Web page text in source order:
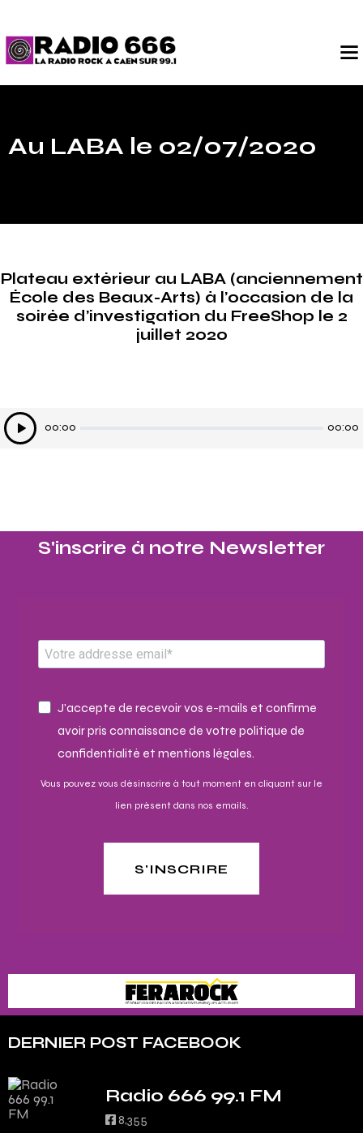
Au LABA le 02/07/2020
Plateau extérieur au LABA (anciennement
École des Beaux-Arts) à l’occasion de la
soirée d’investigation du FreeShop le 2
juillet 2020
Lecteur
audio
00:00 00:00
S'inscrire à notre Newsletter​
J'accepte de recevoir vos e-mails et confirme
avoir pris connaissance de votre politique de
confidentialité et mentions légales.
Vous pouvez vous désinscrire à tout moment en cliquant sur le
lien présent dans nos emails.
S'INSCRIRE
DERNIER POST FACEBOOK
Radio 666 99.1 FM
8,355